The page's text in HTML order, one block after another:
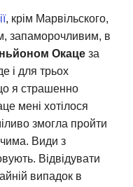
, крім Марвільского,
запаморочливим, в
Окаце за
і для трьох
я страшенно
мені хотілося
змогла пройти
Види з
Відвідувати
випадок в